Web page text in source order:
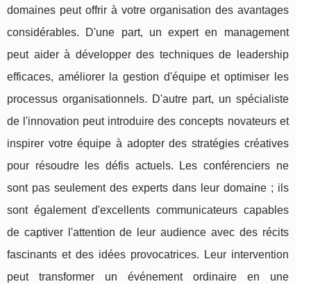
domaines peut offrir à votre organisation des avantages
considérables. D'une part, un expert en management
peut aider à développer des techniques de leadership
efficaces, améliorer la gestion d'équipe et optimiser les
processus organisationnels. D'autre part, un spécialiste
de l'innovation peut introduire des concepts novateurs et
inspirer votre équipe à adopter des stratégies créatives
pour résoudre les défis actuels. Les conférenciers ne
sont pas seulement des experts dans leur domaine ; ils
sont également d'excellents communicateurs capables
de captiver l'attention de leur audience avec des récits
fascinants et des idées provocatrices. Leur intervention
peut transformer un événement ordinaire en une